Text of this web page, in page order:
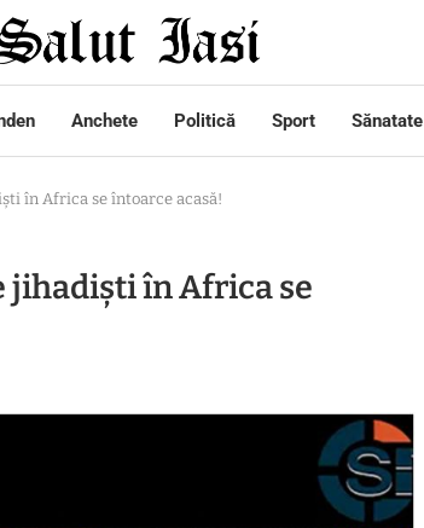
Anchete Politică Sport Sănatate
în Africa se întoarce acasă!
jihadiști în Africa se